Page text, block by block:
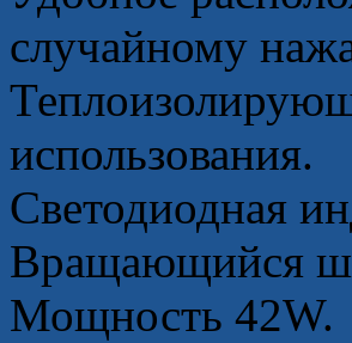
случайному
использования.
Светодиодная
Вращающийся
Мощность 42W.